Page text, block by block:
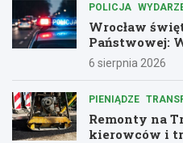
POLICJA
Wrocław
Państwowej:
6 sierpnia 2026
PIENIĄDZE
Remonty na
kierowców i